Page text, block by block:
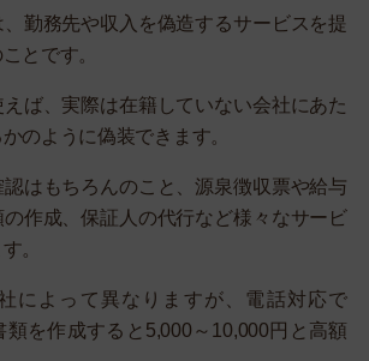
勤務先や収入を偽造するサービスを提
とです。
ば、実際は在籍していない会社にあた
のように偽装できます。
はもちろんのこと、源泉徴収票や給与
作成、保証人の代行など様々なサービ
。
によって異なりますが、電話対応で
類を作成すると5,000～10,000円と高額